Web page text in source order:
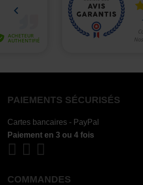
PAIEMENTS SÉCURISÉS
Cartes bancaires - PayPal
Paiement en 3 ou 4 fois
COMMANDES